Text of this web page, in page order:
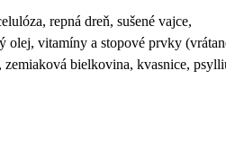
repná dreň, sušené vajce,
olej, vitamíny a stopové prvky
bielkovina, kvasnice,